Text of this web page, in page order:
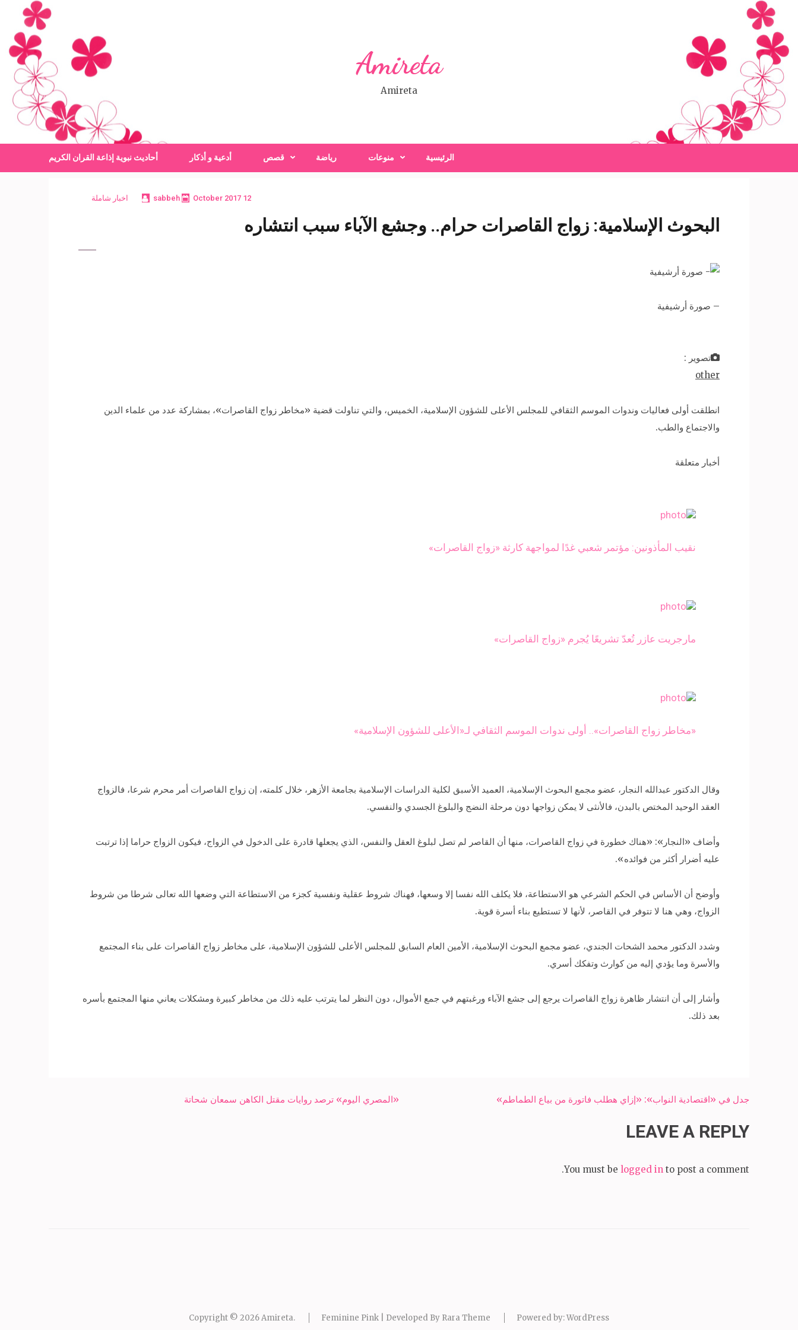
content
(Press
Enter)
Amireta
Amireta
الرئيسية منوعات رياضة قصص أدعية و أذكار أحاديث نبوية إذاعة القران الكريم
12 October 2017
sabbeh اخبار شاملة
البحوث الإسلامية: زواج القاصرات حرام.. وجشع الآباء سبب انتشاره
– صورة أرشيفية
تصوير :
other
انطلقت أولى فعاليات وندوات الموسم الثقافي للمجلس الأعلى للشؤون الإسلامية، الخميس، والتي تناولت قضية «مخاطر زواج القاصرات»، بمشاركة عدد من علماء الدين
والاجتماع والطب.
أخبار متعلقة
نقيب المأذونين: مؤتمر شعبي غدًا لمواجهة كارثة «زواج القاصرات»
مارجريت عازر تُعدّ تشريعًا يُجرم «زواج القاصرات»
«مخاطر زواج القاصرات».. أولى ندوات الموسم الثقافي لـ«الأعلى للشؤون الإسلامية»
وقال الدكتور عبدالله النجار، عضو مجمع البحوث الإسلامية، العميد الأسبق لكلية الدراسات الإسلامية بجامعة الأزهر، خلال كلمته، إن زواج القاصرات أمر محرم شرعا، فالزواج
العقد الوحيد المختص بالبدن، فالأنثى لا يمكن زواجها دون مرحلة النضج والبلوغ الجسدي والنفسي.
وأضاف «النجار»: «هناك خطورة في زواج القاصرات، منها أن القاصر لم تصل لبلوغ العقل والنفس، الذي يجعلها قادرة على الدخول في الزواج، فيكون الزواج حراما إذا ترتبت
عليه أضرار أكثر من فوائده».
وأوضح أن الأساس في الحكم الشرعي هو الاستطاعة، فلا يكلف الله نفسا إلا وسعها، فهناك شروط عقلية ونفسية كجزء من الاستطاعة التي وضعها الله تعالى شرطا من شروط
الزواج، وهي هنا لا تتوفر في القاصر، لأنها لا تستطيع بناء أسرة قوية.
وشدد الدكتور محمد الشحات الجندي، عضو مجمع البحوث الإسلامية، الأمين العام السابق للمجلس الأعلى للشؤون الإسلامية، على مخاطر زواج القاصرات على بناء المجتمع
والأسرة وما يؤدي إليه من كوارث وتفكك أسري.
وأشار إلى أن انتشار ظاهرة زواج القاصرات يرجع إلى جشع الآباء ورغبتهم في جمع الأموال، دون النظر لما يترتب عليه ذلك من مخاطر كبيرة ومشكلات يعاني منها المجتمع بأسره
بعد ذلك.
Post
«المصري اليوم» ترصد روايات مقتل الكاهن سمعان شحاتة جدل في «اقتصادية النواب»: «إزاي هطلب فاتورة من بياع الطماطم»
LEAVE A REPLY
You must be logged in to post a comment.
Copyright © 2026Amireta. Feminine Pink | Developed By Rara Theme Powered by:WordPress